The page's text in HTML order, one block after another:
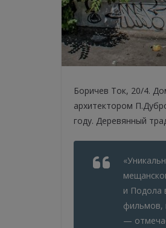
Боричев Ток, 20/4.
архитектором
году. Деревянный
и Подола
фильмов,
—